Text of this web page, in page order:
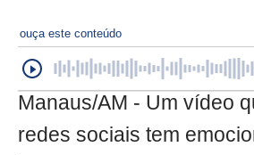
ouça este conteúdo
Manaus/AM - Um vídeo
redes sociais tem